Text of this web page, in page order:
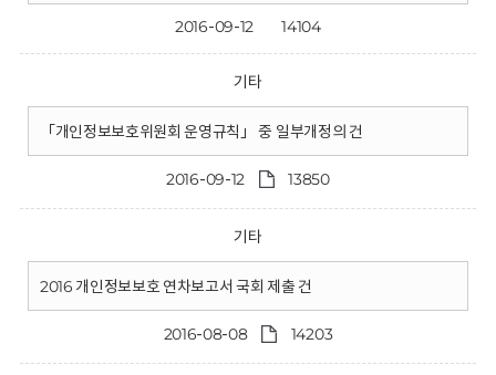
2016-09-12 14104
기타
「개인정보보호위원회 운영규칙」 중 일부개정의 건
2016-09-12 13850
기타
2016 개인정보보호 연차보고서 국회 제출 건
2016-08-08 14203